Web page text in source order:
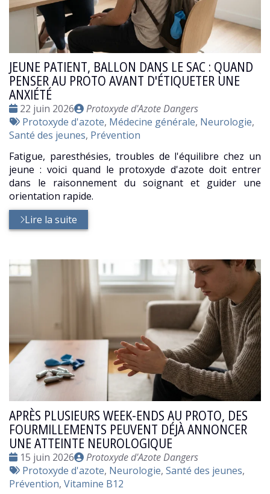
JEUNE PATIENT, BALLON DANS LE SAC : QUAND
PENSER AU PROTO AVANT D'ÉTIQUETER UNE
ANXIÉTÉ
Date
:
22 juin 2026
Publié
par
Protoxyde d'Azote Dangers
Tags
:
Protoxyde d'azote, Médecine générale, Neurologie,
Santé des jeunes, Prévention
Fatigue, paresthésies, troubles de l'équilibre chez un
jeune : voici quand le protoxyde d'azote doit entrer
dans le raisonnement du soignant et guider une
orientation rapide.
Lire la suite
APRÈS PLUSIEURS WEEK-ENDS AU PROTO, DES
FOURMILLEMENTS PEUVENT DÉJÀ ANNONCER
UNE ATTEINTE NEUROLOGIQUE
Date
:
15 juin 2026
Publié
par
Protoxyde d'Azote Dangers
Tags
:
Protoxyde d'azote, Neurologie, Santé des jeunes,
Prévention, Vitamine B12